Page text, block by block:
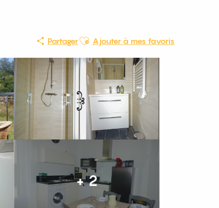
PartagerAjouter aux favoris
Ajouter à mes favoris
+ 2